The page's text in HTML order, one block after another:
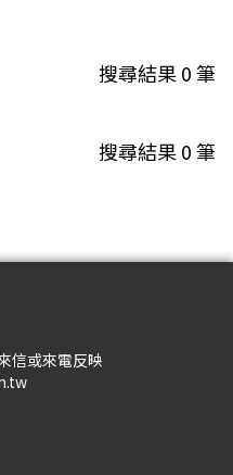
搜尋結果0筆
搜尋結果0筆
信或來電反映